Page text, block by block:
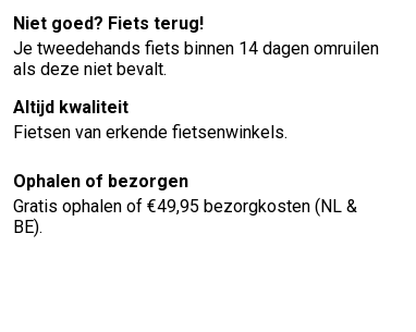
Niet goed? Fiets terug!
Je tweedehands fiets binnen 14 dagen omruilen
als deze niet bevalt.
Altijd kwaliteit
Fietsen van erkende fietsenwinkels.
Ophalen of bezorgen
Gratis ophalen of €49,95 bezorgkosten (NL &
BE).